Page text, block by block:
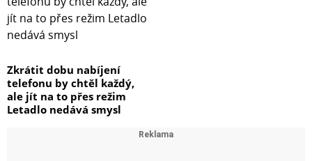
Zkrátit dobu nabíjení
telefonu by chtěl každý,
ale jít na to přes režim
Letadlo nedává smysl